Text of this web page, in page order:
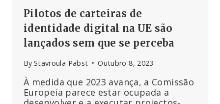
Pilotos de carteiras de
identidade digital na UE são
lançados sem que se perceba
By Stavroula Pabst Outubro 8, 2023
À medida que 2023 avança, a Comissão
Europeia parece estar ocupada a